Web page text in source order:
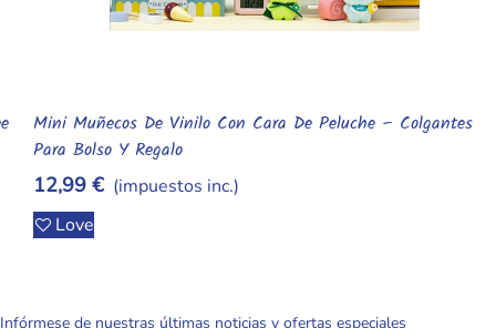
Añadir Al Carrito
Muñeca Meadow Reborn De 30 Cm Q-Elastic Con Suéter
Rosa Realista
149,99 € (impuestos inc.)
Love
Infórmese de nuestras últimas noticias y ofertas especiales